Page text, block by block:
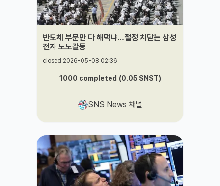
반도체 부문만 다 해먹냐…절정 치닫는 삼성
전자 노노갈등
closed 2026-05-08 02:36
1000 completed (0.05 SNST)
SNS News 채널